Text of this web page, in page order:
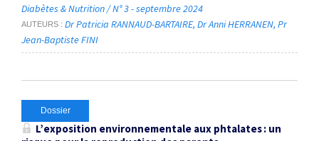
Diabètes & Nutrition / N° 3 - septembre 2024
AUTEURS Dr Patricia RANNAUD-BARTAIRE Dr Anni HERRANEN Pr
Jean-Baptiste FINI
Dossier
L’exposition ­environnementale aux phtalates : un